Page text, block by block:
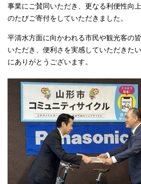
事業にご賛同いただき、更なる利便性向
のたびご寄付をしていただきました。
平清水方面に向かわれる市民や観光客の
いただき、便利さを実感していただきた
にありがとうございます。